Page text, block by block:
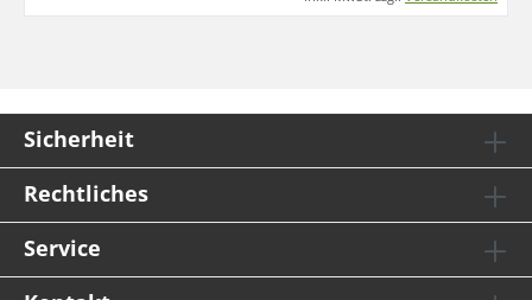
Sicherheit
Rechtliches
Service